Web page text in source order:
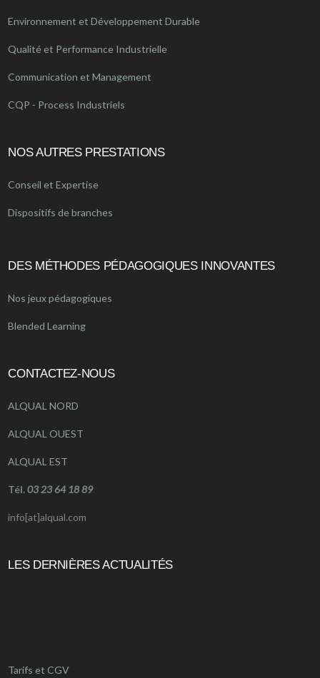
Environnement et Développement Durable
Qualité et Performance Industrielle
Communication et Management
CQP - Process Industriels
NOS AUTRES PRESTATIONS
Conseil et Expertise
Dispositifs de branches
DES MÉTHODES PÉDAGOGIQUES INNOVANTES
Nos jeux pédagogiques
Blended Learning
CONTACTEZ-NOUS
ALQUAL NORD
ALQUAL OUEST
ALQUAL EST
Tél.03 23 64 18 89
info[at]alqual.com
LES DERNIÈRES ACTUALITÉS
Tarifs et CGV